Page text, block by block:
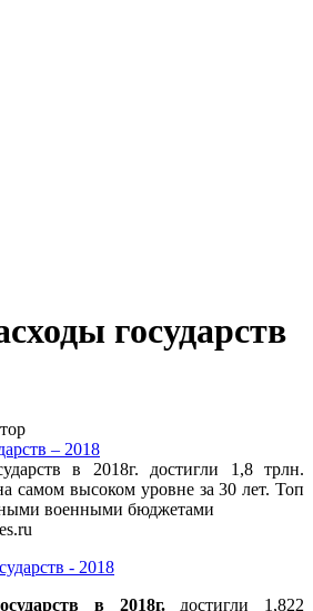
государств
– 2018
в 2018г. достигли 1,8 трлн.
самом высоком уровне за 30 лет. Топ
военными бюджетами
в 2018г.достигли 1,822